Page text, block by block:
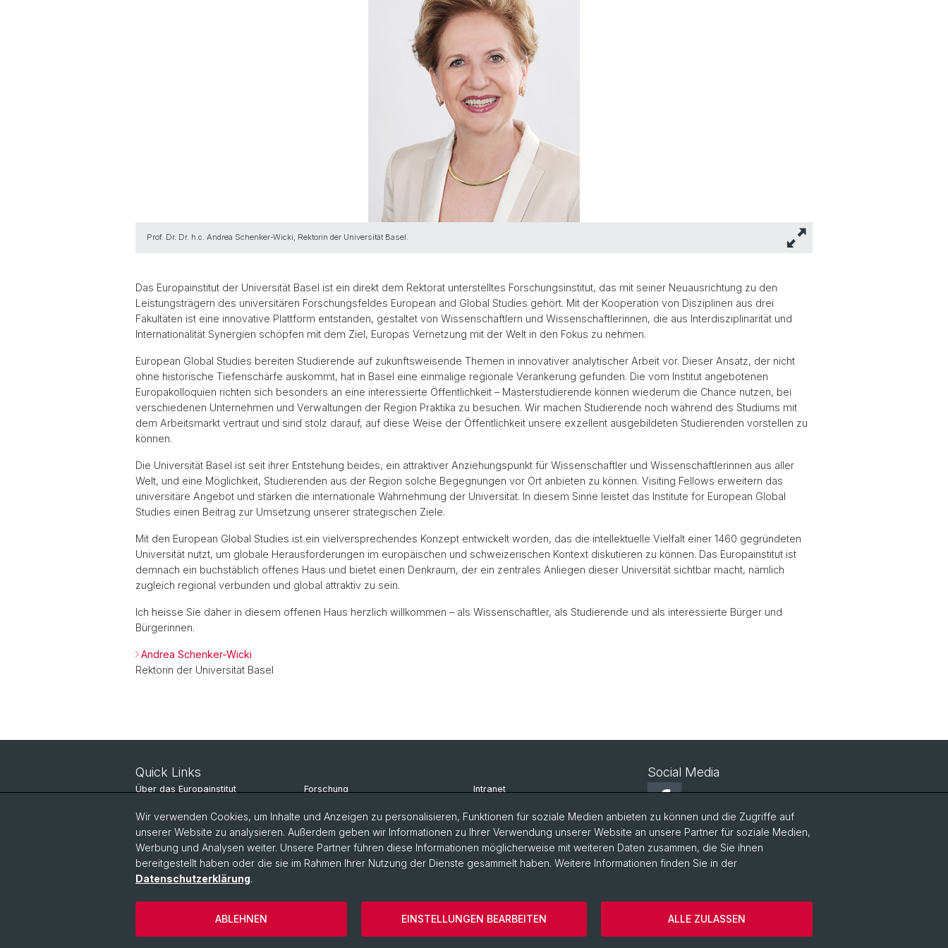
Prof. Dr. Dr. h.c. Andrea Schenker-Wicki, Rektorin der Universität Basel.
Das Europainstitut der Universität Basel ist ein direkt dem Rektorat unterstelltes Forschungsinstitut, das mit seiner Neuausrichtung zu den
Leistungsträgern des universitären Forschungsfeldes European and Global Studies gehört. Mit der Kooperation von Disziplinen aus drei
Fakultäten ist eine innovative Plattform entstanden, gestaltet von Wissenschaftlern und Wissenschaftlerinnen, die aus Interdisziplinarität und
Internationalität Synergien schöpfen mit dem Ziel, Europas Vernetzung mit der Welt in den Fokus zu nehmen.
European Global Studies bereiten Studierende auf zukunftsweisende Themen in innovativer analytischer Arbeit vor. Dieser Ansatz, der nicht
ohne historische Tiefenschärfe auskommt, hat in Basel eine einmalige regionale Verankerung gefunden. Die vom Institut angebotenen
Europakolloquien richten sich besonders an eine interessierte Öffentlichkeit – Masterstudierende können wiederum die Chance nutzen, bei
verschiedenen Unternehmen und Verwaltungen der Region Praktika zu besuchen. Wir machen Studierende noch während des Studiums mit
dem Arbeitsmarkt vertraut und sind stolz darauf, auf diese Weise der Öffentlichkeit unsere exzellent ausgebildeten Studierenden vorstellen zu
können.
Die Universität Basel ist seit ihrer Entstehung beides, ein attraktiver Anziehungspunkt für Wissenschaftler und Wissenschaftlerinnen aus aller
Welt, und eine Möglichkeit, Studierenden aus der Region solche Begegnungen vor Ort anbieten zu können. Visiting Fellows erweitern das
universitäre Angebot und stärken die internationale Wahrnehmung der Universität. In diesem Sinne leistet das Institute for European Global
Studies einen Beitrag zur Umsetzung unserer strategischen Ziele.
Mit den European Global Studies ist ein vielversprechendes Konzept entwickelt worden, das die intellektuelle Vielfalt einer 1460 gegründeten
Universität nutzt, um globale Herausforderungen im europäischen und schweizerischen Kontext diskutieren zu können. Das Europainstitut ist
demnach ein buchstäblich offenes Haus und bietet einen Denkraum, der ein zentrales Anliegen dieser Universität sichtbar macht, nämlich
zugleich regional verbunden und global attraktiv zu sein.
Ich heisse Sie daher in diesem offenen Haus herzlich willkommen – als Wissenschaftler, als Studierende und als interessierte Bürger und
Bürgerinnen.
Andrea Schenker-Wicki
Rektorin der Universität Basel
Quick Links
Über das Europainstitut
Nachrichten
Forschung
Studium
Personen
Intranet
Newsletter
Kontakt & Anfahrt
Social Media
LinkedIn
© Universität Basel Datenschutzerklärung Europainstitut Impressum Cookies
Wir verwenden Cookies, um Inhalte und Anzeigen zu personalisieren, Funktionen für soziale Medien anbieten zu können und die Zugriffe auf
unserer Website zu analysieren. Außerdem geben wir Informationen zu Ihrer Verwendung unserer Website an unsere Partner für soziale Medien,
Werbung und Analysen weiter. Unsere Partner führen diese Informationen möglicherweise mit weiteren Daten zusammen, die Sie ihnen
bereitgestellt haben oder die sie im Rahmen Ihrer Nutzung der Dienste gesammelt haben. Weitere Informationen finden Sie in der
Datenschutzerklärung.
EINSTELLUNGEN BEARBEITEN
ABLEHNEN ALLE ZULASSEN